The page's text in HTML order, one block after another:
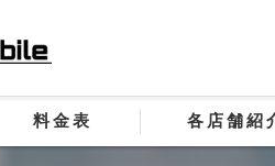
料金表 各店舗紹